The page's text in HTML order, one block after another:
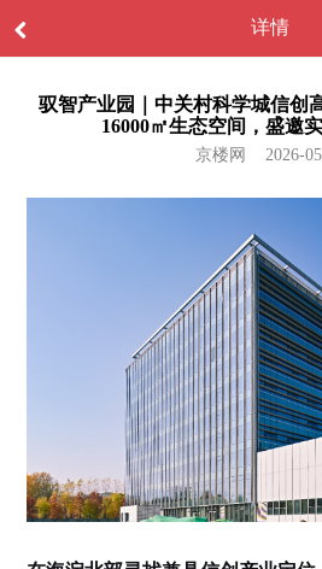
详情
驭智产业园｜中关村科学城信创
16000㎡生态空间，盛邀
京楼网 2026-